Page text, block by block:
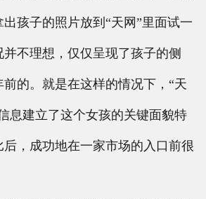
孩子的照片放到“天网”里面试一
不理想，仅仅呈现了孩子的侧
的。就是在这样的情况下，“天
息建立了这个女孩的关键面貌特
，成功地在一家市场的入口前很